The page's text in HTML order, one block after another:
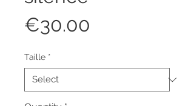
€30.00
Taille *